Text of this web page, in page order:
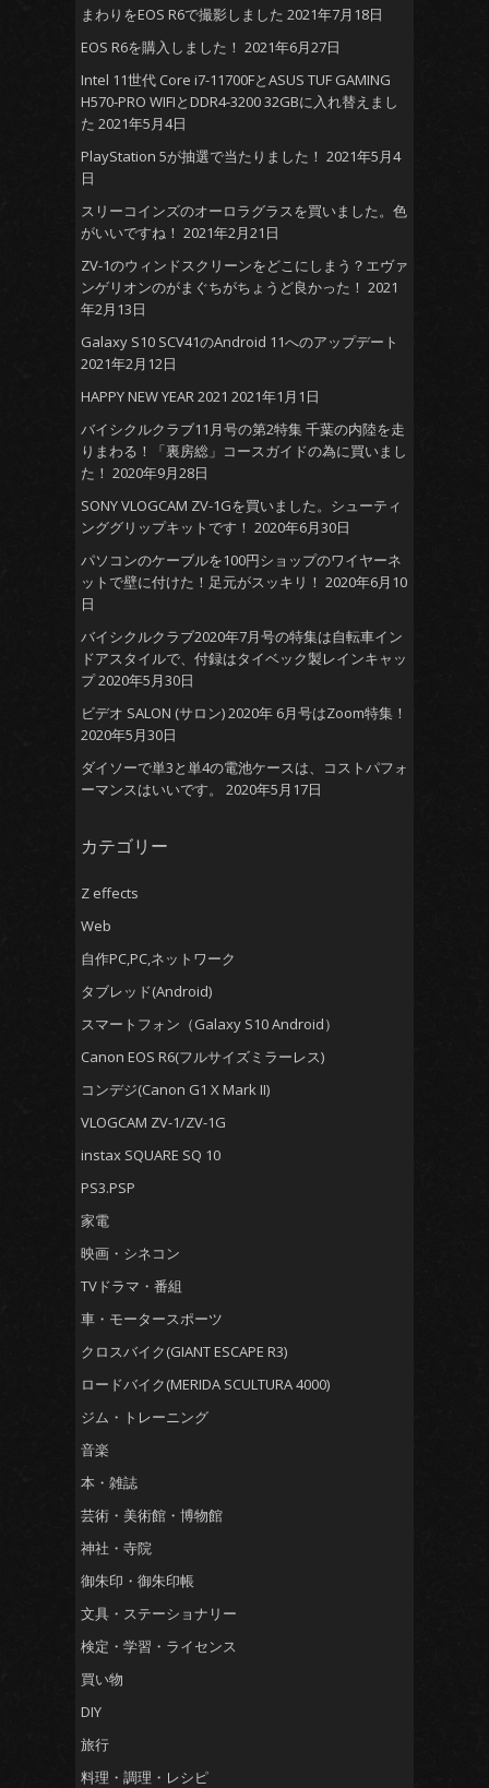
まわりをEOS R6で撮影しました 2021年7月18日
EOS R6を購入しました！ 2021年6月27日
Intel 11世代 Core i7-11700FとASUS TUF GAMING
H570-PRO WIFIとDDR4-3200 32GBに入れ替えまし
た 2021年5月4日
PlayStation 5が抽選で当たりました！ 2021年5月4
日
スリーコインズのオーロラグラスを買いました。色
がいいですね！ 2021年2月21日
ZV-1のウィンドスクリーンをどこにしまう？エヴァ
ンゲリオンのがまぐちがちょうど良かった！ 2021
年2月13日
Galaxy S10 SCV41のAndroid 11へのアップデート
2021年2月12日
HAPPY NEW YEAR 2021 2021年1月1日
バイシクルクラブ11月号の第2特集 千葉の内陸を走
りまわる！「裏房総」コースガイドの為に買いまし
た！ 2020年9月28日
SONY VLOGCAM ZV-1Gを買いました。シューティ
ンググリップキットです！ 2020年6月30日
パソコンのケーブルを100円ショップのワイヤーネ
ットで壁に付けた！足元がスッキリ！ 2020年6月10
日
バイシクルクラブ2020年7月号の特集は自転車イン
ドアスタイルで、付録はタイベック製レインキャッ
プ2020年5月30日
ビデオ SALON (サロン) 2020年 6月号はZoom特集！
2020年5月30日
ダイソーで単3と単4の電池ケースは、コストパフォ
ーマンスはいいです。
2020年5月17日
カテゴリー
Z effects
Web
自作PC,PC,ネットワーク
タブレッド(Android)
スマートフォン（Galaxy S10 Android）
Canon EOS R6(フルサイズミラーレス)
コンデジ(Canon G1 X Mark II)
VLOGCAM ZV-1/ZV-1G
instax SQUARE SQ 10
PS3.PSP
家電
映画・シネコン
TVドラマ・番組
車・モータースポーツ
クロスバイク(GIANT ESCAPE R3)
ロードバイク(MERIDA SCULTURA 4000)
ジム・トレーニング
音楽
本・雑誌
芸術・美術館・博物館
神社・寺院
御朱印・御朱印帳
文具・ステーショナリー
検定・学習・ライセンス
買い物
DIY
旅行
料理・調理・レシピ